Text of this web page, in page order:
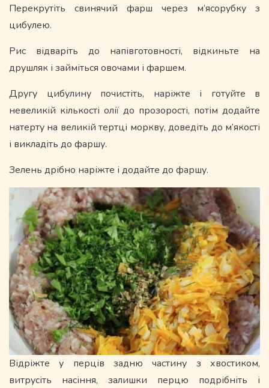
Перекрутіть свинячий фарш через м’ясорубку з
цибулею.
Рис відваріть до напівготовності, відкиньте на
друшляк і займіться овочами і фаршем.
Другу цибулину почистіть, наріжте і готуйте в
невеликій кількості олії до прозорості, потім додайте
натерту на великій тертці моркву, доведіть до м’якості
і викладіть до фаршу.
Зелень дрібно наріжте і додайте до фаршу.
Відріжте у перців задню частину з хвостиком,
витрусіть насіння, залишки перцю подрібніть і